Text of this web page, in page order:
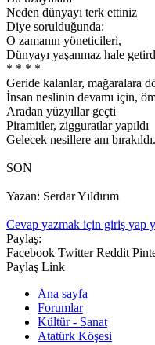
Neden dünyayı terk ettiniz
Diye sorulduğunda:
O zamanın yöneticileri,
Dünyayı yaşanmaz hale
* * * *
Geride kalanlar, mağaralara
İnsan neslinin devamı için,
Aradan yüzyıllar geçti
Piramitler, zigguratlar yapıldı
Gelecek nesillere anı bırakıldı.
SON
Yazan: Serdar Yıldırım
Cevap yazmak için giriş yap
Paylaş:
Facebook Twitter Reddit
Paylaş Link
Ana sayfa
Forumlar
Kültür - Sanat
Atatürk Köşesi